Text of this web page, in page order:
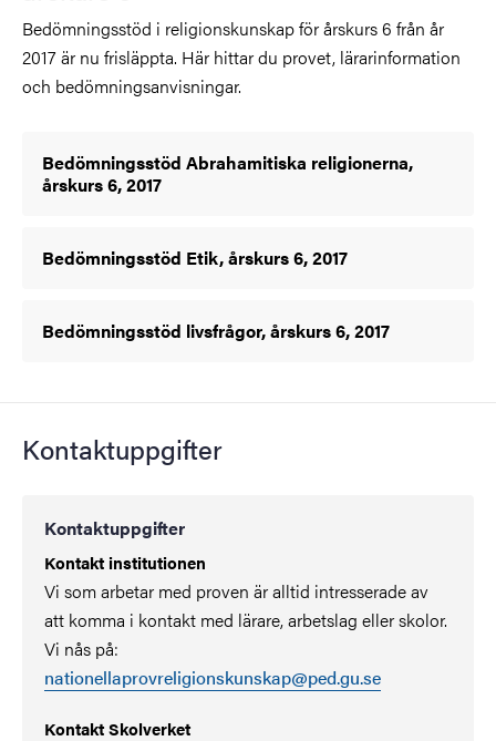
Bedömningsstöd i religionskunskap för årskurs 6 från år
2017 är nu frisläppta. Här hittar du provet, lärarinformation
och bedömningsanvisningar.
Bedömningsstöd Abrahamitiska religionerna,
årskurs 6, 2017
Bedömningsstöd Etik, årskurs 6, 2017
Bedömningsstöd livsfrågor, årskurs 6, 2017
Kontaktuppgifter
Kontaktuppgifter
Kontakt institutionen
Vi som arbetar med proven är alltid intresserade av
att komma i kontakt med lärare, arbetslag eller skolor.
Vi nås på:
nationellaprovreligionskunskap@ped.gu.se
Kontakt Skolverket